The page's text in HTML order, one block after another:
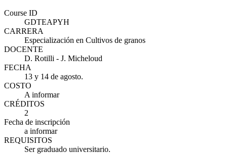
Course ID
GDTEAPYH
CARRERA
Especialización en Cultivos de granos
DOCENTE
D. Rotilli - J. Micheloud
FECHA
13 y 14 de agosto.
COSTO
A informar
CRÉDITOS
2
Fecha de inscripción
a informar
REQUISITOS
Ser graduado universitario.